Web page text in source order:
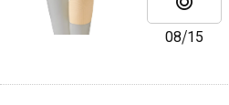
08/15